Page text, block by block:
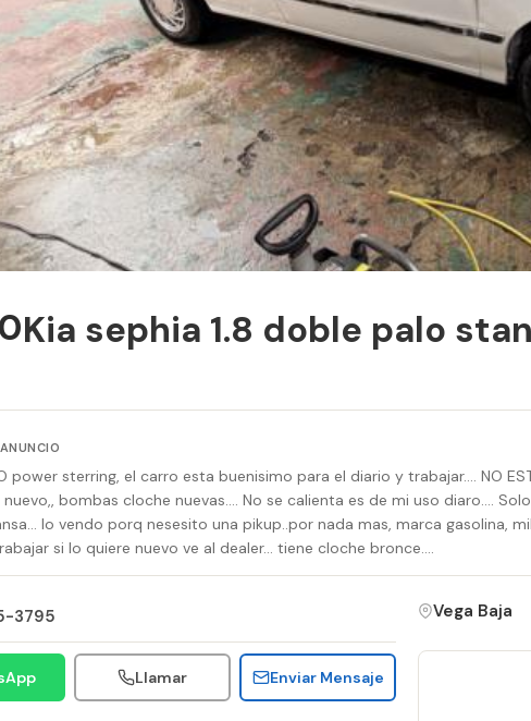
Kia sephia 1.8 doble palo
power sterring, el carro esta buenisimo para el diario y trabajar…. NO
bombas cloche nuevas…. No se calienta es de mi uso diaro….
lo vendo porq nesesito una pikup..por nada mas, marca gasolina,
si lo quiere nuevo ve al dealer… tiene cloche bronce….
3795
Llamar Enviar Mensaje
Vega Baja